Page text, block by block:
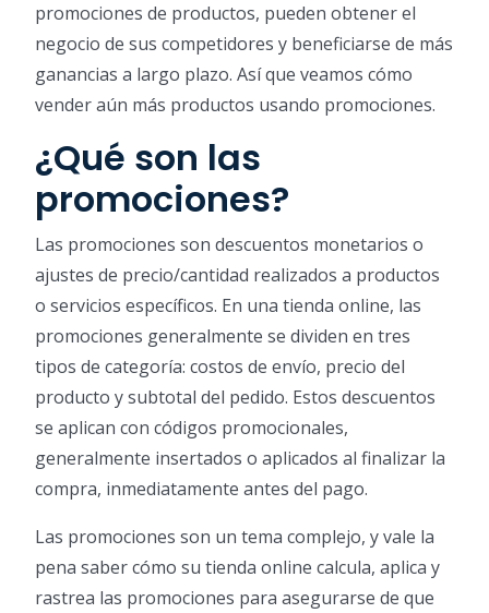
promociones de productos, pueden obtener el
negocio de sus competidores y beneficiarse de más
ganancias a largo plazo. Así que veamos cómo
vender aún más productos usando promociones.
¿Qué son las
promociones?
Las promociones son descuentos monetarios o
ajustes de precio/cantidad realizados a productos
o servicios específicos. En una tienda online, las
promociones generalmente se dividen en tres
tipos de categoría: costos de envío, precio del
producto y subtotal del pedido. Estos descuentos
se aplican con códigos promocionales,
generalmente insertados o aplicados al finalizar la
compra, inmediatamente antes del pago.
Las promociones son un tema complejo, y vale la
pena saber cómo su tienda online calcula, aplica y
rastrea las promociones para asegurarse de que